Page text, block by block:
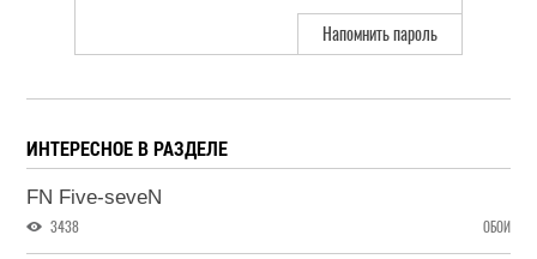
Напомнить пароль
ИНТЕРЕСНОЕ В РАЗДЕЛЕ
FN Five-seveN
3438 ОБОИ